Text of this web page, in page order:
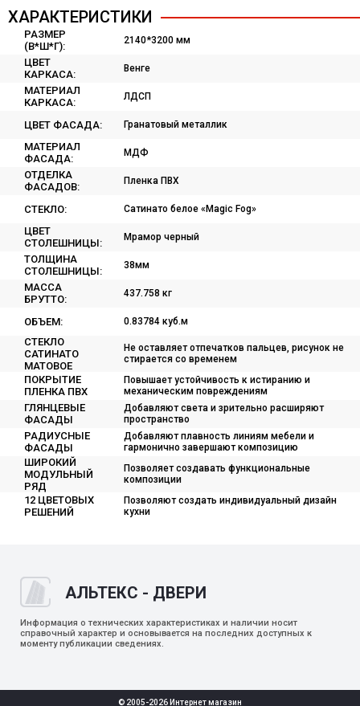
ХАРАКТЕРИСТИКИ
РАЗМЕР
(В*Ш*Г):
2140*3200 мм
ЦВЕТ
КАРКАСА:
Венге
МАТЕРИАЛ
КАРКАСА:
ЛДСП
ЦВЕТ ФАСАДА: Гранатовый металлик
МАТЕРИАЛ
ФАСАДА:
МДФ
ОТДЕЛКА
ФАСАДОВ:
Пленка ПВХ
СТЕКЛО: Сатинато белое «Magic Fog»
ЦВЕТ
СТОЛЕШНИЦЫ:
Мрамор черный
ТОЛЩИНА
СТОЛЕШНИЦЫ:
38мм
МАССА
БРУТТО:
437.758 кг
ОБЪЕМ: 0.83784 куб.м
СТЕКЛО
САТИНАТО
МАТОВОЕ
Не оставляет отпечатков пальцев, рисунок не
стирается со временем
ПОКРЫТИЕ
ПЛЕНКА ПВХ
Повышает устойчивость к истиранию и
механическим повреждениям
ГЛЯНЦЕВЫЕ
ФАСАДЫ
Добавляют света и зрительно расширяют
пространство
РАДИУСНЫЕ
ФАСАДЫ
Добавляют плавность линиям мебели и
гармонично завершают композицию
ШИРОКИЙ
МОДУЛЬНЫЙ
РЯД
Позволяет создавать функциональные
композиции
12 ЦВЕТОВЫХ
РЕШЕНИЙ
Позволяют создать индивидуальный дизайн
кухни
АЛЬТЕКС - ДВЕРИ
Информация о технических характеристиках и наличии носит
справочный характер и основывается на последних доступных к
моменту публикации сведениях.
© 2005-2026 Интернет магазин